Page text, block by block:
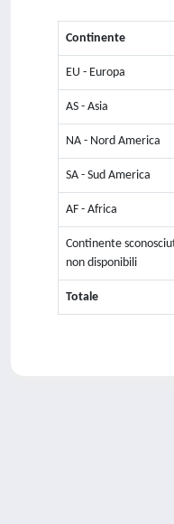
Continente
EU - Europa
AS - Asia
NA - Nord America
SA - Sud America
AF - Africa
Continente
non disponibili
Totale